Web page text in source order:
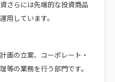
さらには先端的な投資商品
用しています。
画の立案、コーポレート・
等の業務を行う部門です。